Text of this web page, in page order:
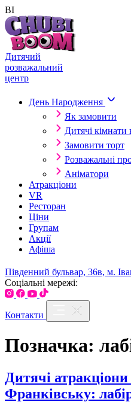
ВІ
Skip to content
Дитячий
розважальний
центр
День Народження
Як замовити
Дитячі кімнати
Замовити торт
Розважальні
Аніматори
Атракціони
VR
Ресторан
Ціни
Групам
Акції
Афіша
Південний бульвар, 36в, м.
Соціальні мережі:
Контакти
Позначка:
Дитячі
Франківську: